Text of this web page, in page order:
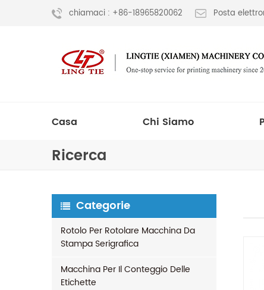
chiamaci : +86-18965820062 Posta
Casa Chi Siamo
Ricerca
Categorie
Rotolo Per Rotolare Macchina Da
Stampa Serigrafica
Macchina Per Il Conteggio Delle
Etichette